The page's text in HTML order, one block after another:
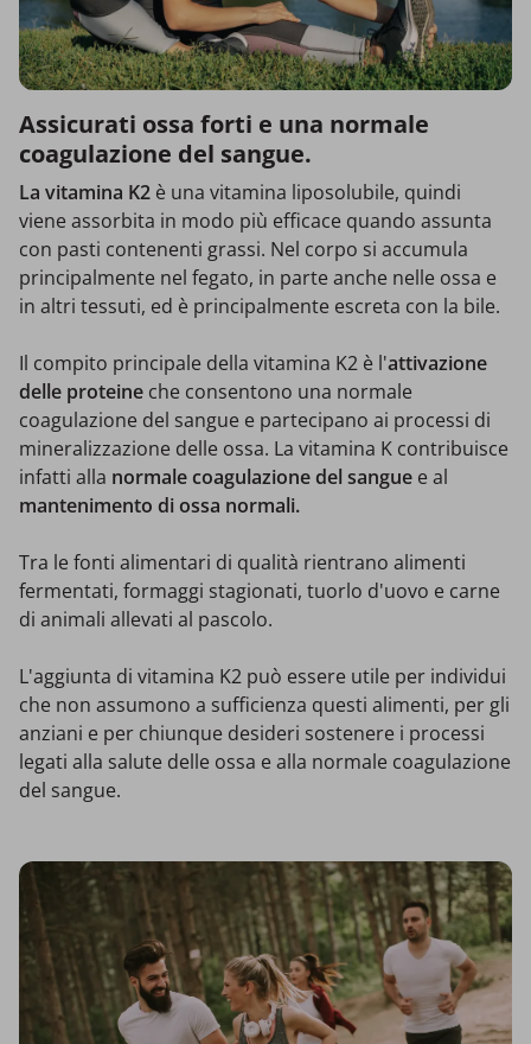
Assicurati ossa forti e una normale
coagulazione del sangue.
La vitamina K2 è una vitamina liposolubile, quindi
viene assorbita in modo più efficace quando assunta
con pasti contenenti grassi. Nel corpo si accumula
principalmente nel fegato, in parte anche nelle ossa e
in altri tessuti, ed è principalmente escreta con la bile.
Il compito principale della vitamina K2 è l'attivazione
delle proteine che consentono una normale
coagulazione del sangue e partecipano ai processi di
mineralizzazione delle ossa. La vitamina K contribuisce
infatti alla normale coagulazione del sangue e al
mantenimento di ossa normali.
Tra le fonti alimentari di qualità rientrano alimenti
fermentati, formaggi stagionati, tuorlo d'uovo e carne
di animali allevati al pascolo.
L'aggiunta di vitamina K2 può essere utile per individui
che non assumono a sufficienza questi alimenti, per gli
anziani e per chiunque desideri sostenere i processi
legati alla salute delle ossa e alla normale coagulazione
del sangue.